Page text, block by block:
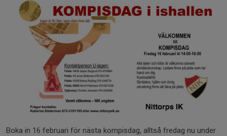
Boka in 16 februari för nästa kompisdag, alltså fredag nu under